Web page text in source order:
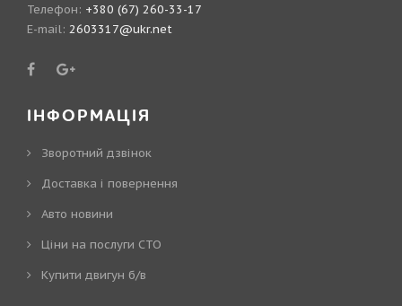
Телефон: +380 (67) 260-33-17
E-mail: 2603317@ukr.net
ІНФОРМАЦІЯ
Зворотний дзвінок
Доставка і повернення
Авто новини
Ціни на послуги СТО
Купити двигун б/в